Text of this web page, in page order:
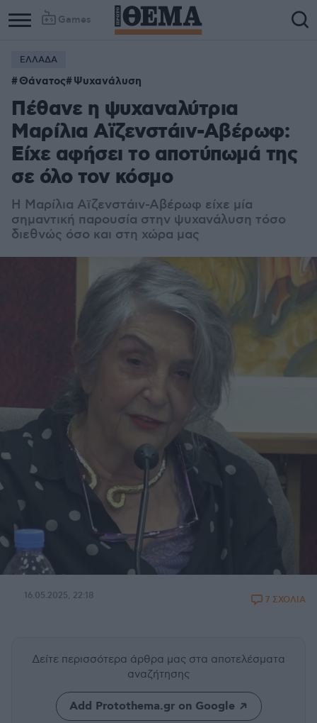
Games
ΕΛΛΑΔΑ
Θάνατος Ψυχανάλυση
Πέθανε η ψυχαναλύτρια
Μαρίλια Αϊζενστάιν-Αβέρωφ:
Είχε αφήσει το αποτύπωμά της
σε όλο τον κόσμο
Η Μαρίλια Αϊζενστάιν-Αβέρωφ είχε μία
σημαντική παρουσία στην ψυχανάλυση τόσο
διεθνώς όσο και στη χώρα μας
16.05.2025, 22:18 7 ΣΧΟΛΙΑ
Δείτε περισσότερα άρθρα μας στα αποτελέσματα
αναζήτησης
Add Protothema.gr on Google